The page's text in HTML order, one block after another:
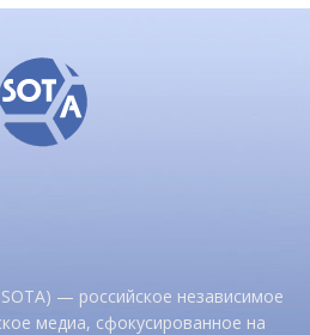
— российское независимое
медиа, сфокусированное на